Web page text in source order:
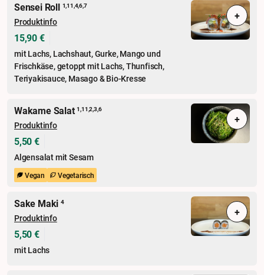
Sensei Roll 1,11,4,6,7
Produktinfo
15,90 €
mit Lachs, Lachshaut, Gurke, Mango und
Frischkäse, getoppt mit Lachs, Thunfisch,
Teriyakisauce, Masago & Bio-Kresse
+
Wakame Salat1,11,2,3,6
Produktinfo
5,50 €
Algensalat mit Sesam
Vegan Vegetarisch
+
Sake Maki 4
Produktinfo
5,50 €
mit Lachs
+